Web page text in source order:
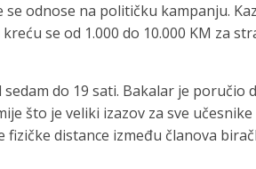
odnose na političku kampanju.
se od 1.000 do 10.000 KM za
do 19 sati. Bakalar je poručio
što je veliki izazov za sve
fizičke distance između članova